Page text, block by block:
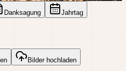
Danksagung Jahrtag
Bilder hochladen